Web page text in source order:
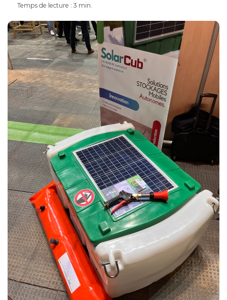
Temps de lecture : 3 min.